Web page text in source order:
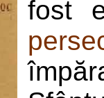
fost